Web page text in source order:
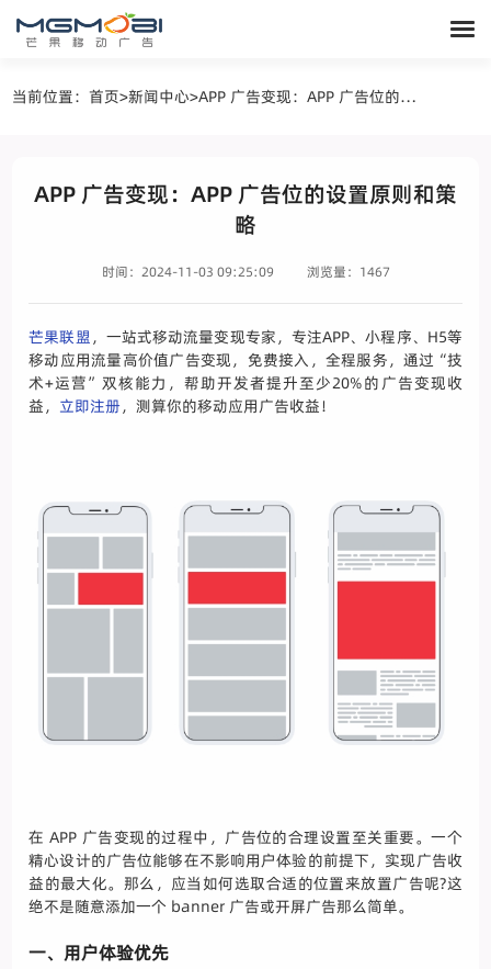
当前位置：首页>新闻中心> APP 广告变现：APP 广告位的设置原则和策略
APP 广告变现：APP 广告位的设置原则和策
略
时间：2024-11-03 09:25:09 浏览量：1467
芒果联盟，一站式移动流量变现专家，专注APP、小程序、H5等
移动应用流量高价值广告变现，免费接入，全程服务，通过“技
术+运营”双核能力，帮助开发者提升至少20%的广告变现收
益， 立即注册，测算你的移动应用广告收益！
在 APP 广告变现的过程中，广告位的合理设置至关重要。一个
精心设计的广告位能够在不影响用户体验的前提下，实现广告收
益的最大化。那么，应当如何选取合适的位置来放置广告呢?这
绝不是随意添加一个 banner 广告或开屏广告那么简单。
一、用户体验优先